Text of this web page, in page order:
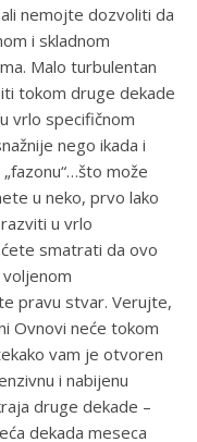
nemojte dozvoliti da
i skladnom
Malo turbulentan
tokom druge dekade
vrlo specifičnom
nego ikada i
može
u neko, prvo lako
u vrlo
smatrati da ovo
pravu stvar. Verujte,
Ovnovi neće tokom
vam je otvoren
i nabijenu
druge dekade –
dekada meseca